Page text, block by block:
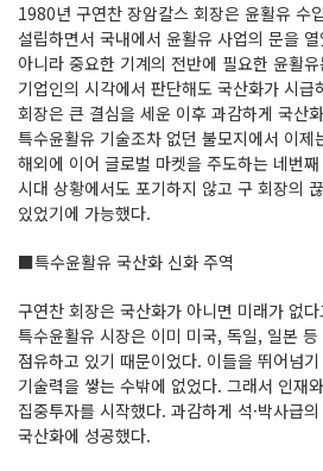
1980년 구연찬 장암칼스 회장은 윤활유 수
설립하면서 국내에서 윤활유 사업의 문을
아니라 중요한 기계의 전반에 필요한 윤활
기업인의 시각에서 판단해도 국산화가 시급
회장은 큰 결심을 세운 이후 과감하게 국산
특수윤활유 기술조차 없던 불모지에서 이제
해외에 이어 글로벌 마켓을 주도하는 네번
시대 상황에서도 포기하지 않고 구 회장의
있었기에 가능했다.
■특수윤활유 국산화 신화 주역
구연찬 회장은 국산화가 아니면 미래가 없
특수윤활유 시장은 이미 미국, 독일, 일본
점유하고 있기 때문이었다. 이들을 뛰어넘
기술력을 쌓는 수밖에 없었다. 그래서 인재
집중투자를 시작했다. 과감하게 석·박사급
국산화에 성공했다.